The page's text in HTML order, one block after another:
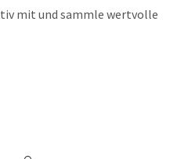
mit und sammle wertvolle